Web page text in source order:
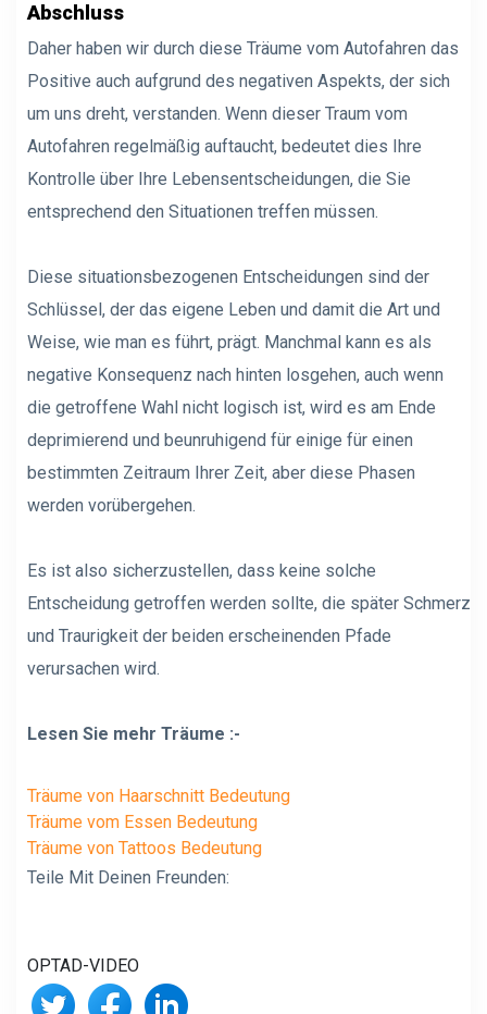
Abschluss
Daher haben wir durch diese Träume vom Autofahren das
Positive auch aufgrund des negativen Aspekts, der sich
um uns dreht, verstanden. Wenn dieser Traum vom
Autofahren regelmäßig auftaucht, bedeutet dies Ihre
Kontrolle über Ihre Lebensentscheidungen, die Sie
entsprechend den Situationen treffen müssen.
Diese situationsbezogenen Entscheidungen sind der
Schlüssel, der das eigene Leben und damit die Art und
Weise, wie man es führt, prägt. Manchmal kann es als
negative Konsequenz nach hinten losgehen, auch wenn
die getroffene Wahl nicht logisch ist, wird es am Ende
deprimierend und beunruhigend für einige für einen
bestimmten Zeitraum Ihrer Zeit, aber diese Phasen
werden vorübergehen.
Es ist also sicherzustellen, dass keine solche
Entscheidung getroffen werden sollte, die später Schmerz
und Traurigkeit der beiden erscheinenden Pfade
verursachen wird.
Lesen Sie mehr Träume :-
Träume von Haarschnitt Bedeutung
Träume vom Essen Bedeutung
Träume von Tattoos Bedeutung
Teile Mit Deinen Freunden:
OPTAD-VIDEO